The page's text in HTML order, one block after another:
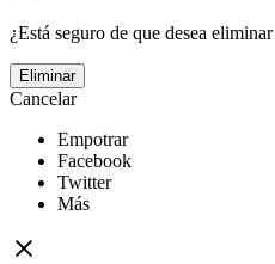
¿Está seguro de que desea
Eliminar
Cancelar
Empotrar
Facebook
Twitter
Más